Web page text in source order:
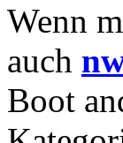
Wenn
auch
Boot